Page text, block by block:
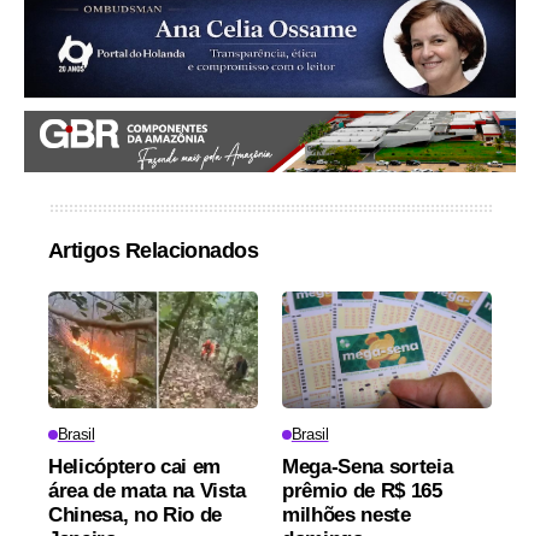
Artigos Relacionados
Brasil
Helicóptero cai em
área de mata na Vista
Chinesa, no Rio de
Brasil
Mega-Sena sorteia
prêmio de R$ 165
milhões neste